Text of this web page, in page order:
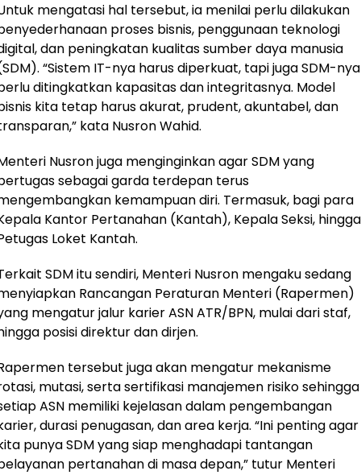
mengatasi hal tersebut, ia menilai perlu dilakukan
proses bisnis, penggunaan teknologi
dan peningkatan kualitas sumber daya manusia
“Sistem IT-nya harus diperkuat, tapi juga SDM-nya
ditingkatkan kapasitas dan integritasnya. Model
kita tetap harus akurat, prudent, akuntabel, dan
kata Nusron Wahid.
Nusron juga menginginkan agar SDM yang
sebagai garda terdepan terus
kemampuan diri. Termasuk, bagi para
Kantor Pertanahan (Kantah), Kepala Seksi, hingga
Loket Kantah.
SDM itu sendiri, Menteri Nusron mengaku sedang
Rancangan Peraturan Menteri (Rapermen)
mengatur jalur karier ASN ATR/BPN, mulai dari staf,
posisi direktur dan dirjen.
tersebut juga akan mengatur mekanisme
mutasi, serta sertifikasi manajemen risiko sehingga
ASN memiliki kejelasan dalam pengembangan
durasi penugasan, dan area kerja. “Ini penting agar
punya SDM yang siap menghadapi tantangan
pertanahan di masa depan,” tutur Menteri